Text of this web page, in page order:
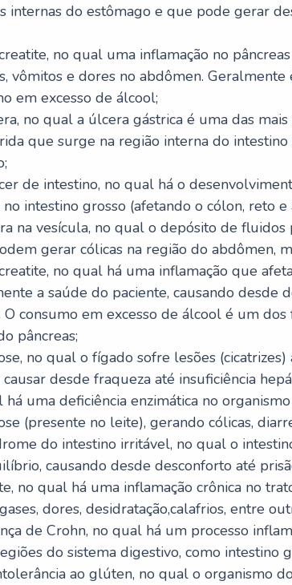
internas do estômago e que pode gerar
no qual uma inflamação no
vômitos e dores no abdômen.
em excesso de álcool;
no qual a úlcera gástrica é uma das
que surge na região interna do
de intestino, no qual há o
intestino grosso (afetando o cólon, reto e
na vesícula, no qual o depósito de fluidos
gerar cólicas na região do abdômen,
no qual há uma inflamação que
a saúde do paciente, causando desde
O consumo em excesso de álcool é um
pâncreas;
no qual o fígado sofre lesões
desde fraqueza até insuficiência
há uma deficiência enzimática no
(presente no leite), gerando cólicas,
do intestino irritável, no qual o
causando desde desconforto até
no qual há uma inflamação crônica no
dores, desidratação,calafrios, entre
de Crohn, no qual há um processo
do sistema digestivo, como intestino
ao glúten, no qual o organismo